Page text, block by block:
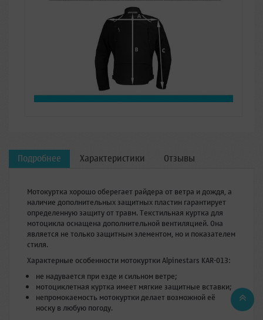
Подробнее Характеристики Отзывы
Мотокуртка хорошо оберегает райдера от ветра и дождя, а
наличие дополнительных защитных пластин гарантирует
определенную защиту от травм. Текстильная куртка для
мотоцикла оснащена дополнительной вентиляцией. Она
является не только защитным элементом, но и показателем
стиля.
Характерные особенности мотокуртки Alpinestars KAR-013:
не надувается при езде и сильном ветре;
мотоциклетная куртка имеет мягкие защитные вставки;
непромокаемость мотокуртки делает возможной её
носку в любую погоду.